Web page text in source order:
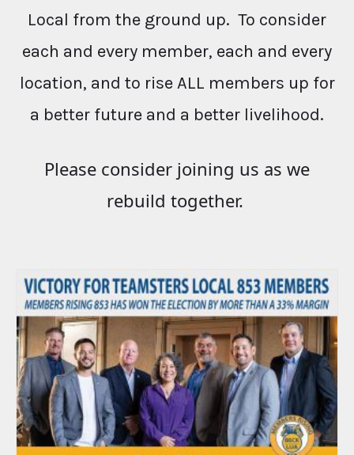
Local from the ground up. To consider
each and every member, each and every
location, and to rise ALL members up for
a better future and a better livelihood.
Please consider joining us as we
rebuild together.